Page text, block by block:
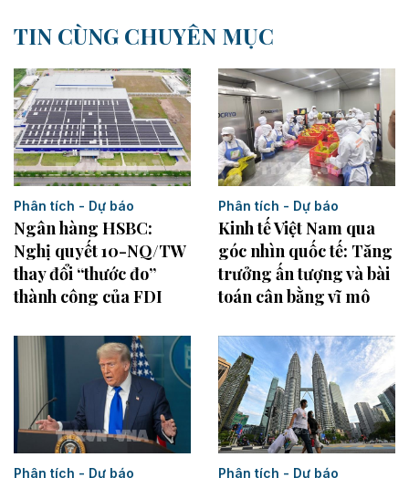
TIN CÙNG CHUYÊN MỤC
Phân tích - Dự báo
Ngân hàng HSBC:
Nghị quyết 10-NQ/TW
thay đổi “thước đo”
thành công của FDI
Phân tích - Dự báo
Kinh tế Việt Nam qua
góc nhìn quốc tế: Tăng
trưởng ấn tượng và bài
toán cân bằng vĩ mô
Phân tích - Dự báo Phân tích - Dự báo